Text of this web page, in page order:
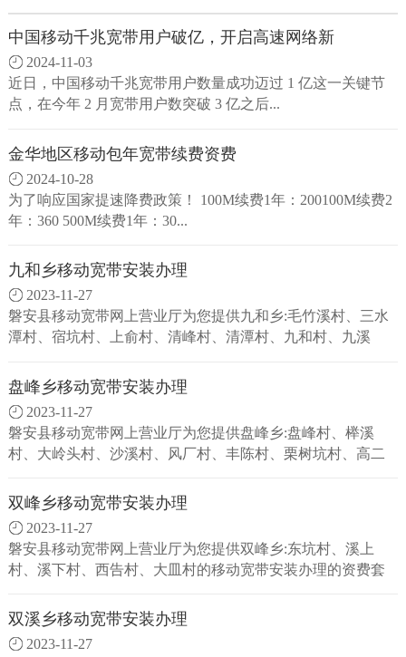
中国移动千兆宽带用户破亿，开启高速网络新
2024-11-03
近日，中国移动千兆宽带用户数量成功迈过 1 亿这一关键节
点，在今年 2 月宽带用户数突破 3 亿之后...
金华地区移动包年宽带续费资费
2024-10-28
为了响应国家提速降费政策！ 100M续费1年：200100M续费2
年：360 500M续费1年：30...
九和乡移动宽带安装办理
2023-11-27
磐安县移动宽带网上营业厅为您提供九和乡:毛竹溪村、三水
潭村、宿坑村、上俞村、清峰村、清潭村、九和村、九溪
餐并为您提供上门办理安装服务。
盘峰乡移动宽带安装办理
2023-11-27
磐安县移动宽带网上营业厅为您提供盘峰乡:盘峰村、榉溪
村、大岭头村、沙溪村、风厂村、丰陈村、栗树坑村、高二
理的资费套餐并为您提供上门办理安装服务。
双峰乡移动宽带安装办理
2023-11-27
磐安县移动宽带网上营业厅为您提供双峰乡:东坑村、溪上
村、溪下村、西告村、大皿村的移动宽带安装办理的资费套
双溪乡移动宽带安装办理
2023-11-27